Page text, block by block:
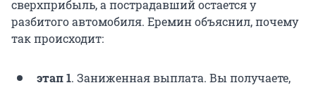
сверхприбыль, а пострадавший остается у
разбитого автомобиля. Еремин объяснил, почему
так происходит:
этап 1. Заниженная выплата. Вы получаете,